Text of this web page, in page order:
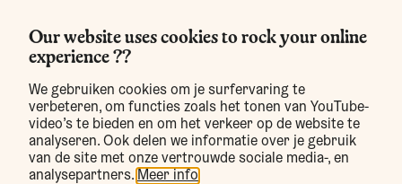
Our website uses cookies to rock your online
experience ??
We gebruiken cookies om je surfervaring te
verbeteren, om functies zoals het tonen van YouTube-
video’s te bieden en om het verkeer op de website te
analyseren. Ook delen we informatie over je gebruik
van de site met onze vertrouwde sociale media-, en
analysepartners. Meer info